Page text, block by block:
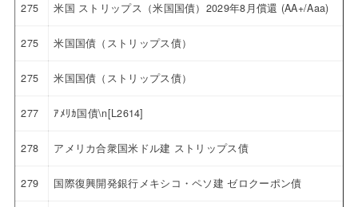
275 米国 ストリップス（米国国債）2029年8月償還 (AA+/Aaa)
275 米国国債（ストリップス債）
275 米国国債（ストリップス債）
277 ｱﾒﾘｶ国債\n[L2614]
278 アメリカ合衆国米ドル建 ストリップス債
279 国際復興開発銀行メキシコ・ペソ建 ゼロクーポン債